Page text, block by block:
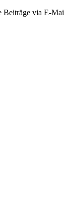
Beiträge via E-